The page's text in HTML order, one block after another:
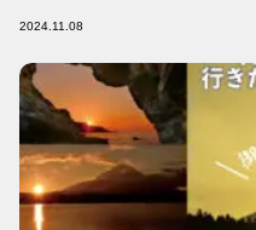
2024.11.08